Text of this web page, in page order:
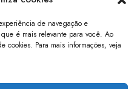
de navegação e
é mais relevante para você. Ao
cookies. Para mais informações, veja